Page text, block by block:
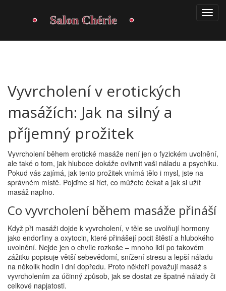
Vyvrcholení v erotických
masážích: Jak na silný a
příjemný prožitek
Vyvrcholení během erotické masáže není jen o fyzickém uvolnění,
ale také o tom, jak hluboce dokáže ovlivnit vaši náladu a psychiku.
Pokud vás zajímá, jak tento prožitek vnímá tělo i mysl, jste na
správném místě. Pojďme si říct, co můžete čekat a jak si užít
masáž naplno.
Co vyvrcholení během masáže přináší
Když při masáži dojde k vyvrcholení, v těle se uvolňují hormony
jako endorfiny a oxytocin, které přinášejí pocit štěstí a hlubokého
uvolnění. Nejde jen o chvíle rozkoše – mnoho lidí po takovém
zážitku popisuje větší sebevědomí, snížení stresu a lepší náladu
na několik hodin i dní dopředu. Proto někteří považují masáž s
vyvrcholením za účinný způsob, jak se dostat ze špatné nálady či
celkové napjatosti.